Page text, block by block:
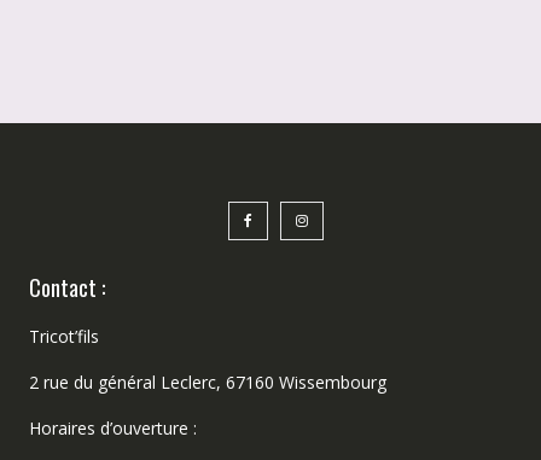
Contact :
Tricot’fils
2 rue du général Leclerc, 67160 Wissembourg
Horaires d’ouverture :